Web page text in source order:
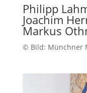
Philipp
Joachim
Markus
© Bild: Münchner